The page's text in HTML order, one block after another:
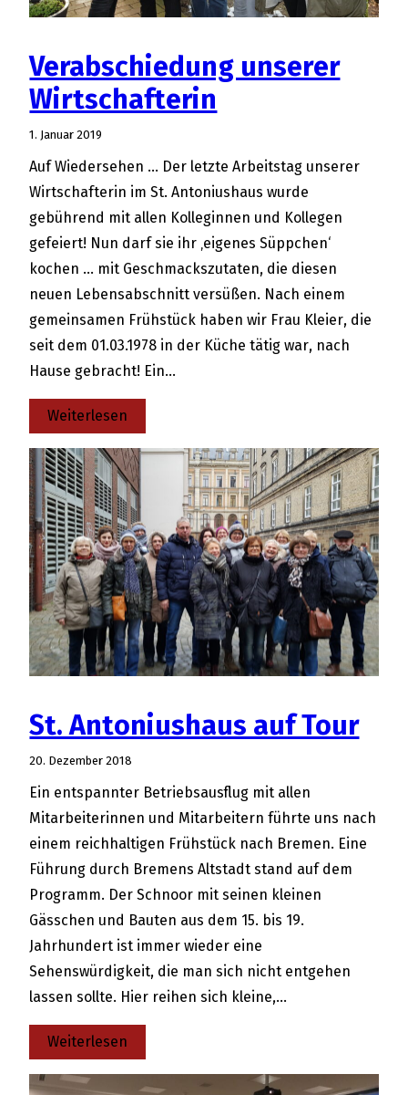
Verabschiedung unserer
Wirtschafterin
1. Januar 2019
Auf Wiedersehen … Der letzte Arbeitstag unserer
Wirtschafterin im St. Antoniushaus wurde
gebührend mit allen Kolleginnen und Kollegen
gefeiert! Nun darf sie ihr ‚eigenes Süppchen‘
kochen … mit Geschmackszutaten, die diesen
neuen Lebensabschnitt versüßen. Nach einem
gemeinsamen Frühstück haben wir Frau Kleier, die
seit dem 01.03.1978 in der Küche tätig war, nach
Hause gebracht! Ein…
Weiterlesen
Verabschiedung
unserer
Wirtschafterin
St. Antoniushaus auf Tour
20. Dezember 2018
Ein entspannter Betriebsausflug mit allen
Mitarbeiterinnen und Mitarbeitern führte uns nach
einem reichhaltigen Frühstück nach Bremen. Eine
Führung durch Bremens Altstadt stand auf dem
Programm. Der Schnoor mit seinen kleinen
Gässchen und Bauten aus dem 15. bis 19.
Jahrhundert ist immer wieder eine
Sehenswürdigkeit, die man sich nicht entgehen
lassen sollte. Hier reihen sich kleine,…
Weiterlesen
St.
Antoniushaus